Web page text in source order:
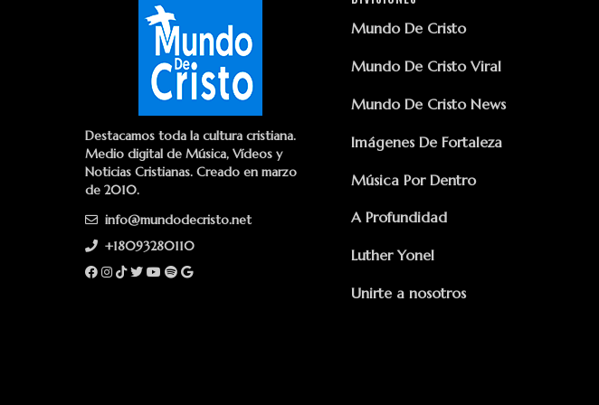
Destacamos toda la cultura cristiana.
Medio digital de Música, Vídeos y
Noticias Cristianas. Creado en marzo
de 2010.
info@mundodecristo.net
+18093280110
Mundo De Cristo
Mundo De Cristo Viral
Mundo De Cristo News
Imágenes De Fortaleza
Música Por Dentro
A Profundidad
Luther Yonel
Unirte a nosotros